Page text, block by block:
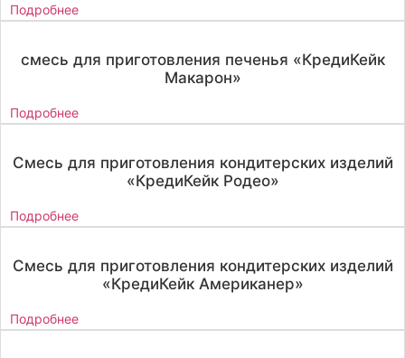
Подробнее
смесь для приготовления печенья «КредиКейк
Макарон»
Подробнее
Смесь для приготовления кондитерских изделий
«КредиКейк Родео»
Подробнее
Смесь для приготовления кондитерских изделий
«КредиКейк Американер»
Подробнее